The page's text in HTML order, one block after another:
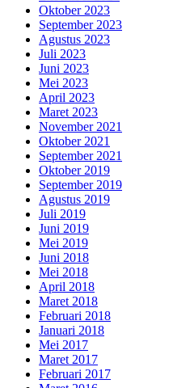
Oktober 2023
September 2023
Agustus 2023
Juli 2023
Juni 2023
Mei 2023
April 2023
Maret 2023
November 2021
Oktober 2021
September 2021
Oktober 2019
September 2019
Agustus 2019
Juli 2019
Juni 2019
Mei 2019
Juni 2018
Mei 2018
April 2018
Maret 2018
Februari 2018
Januari 2018
Mei 2017
Maret 2017
Februari 2017